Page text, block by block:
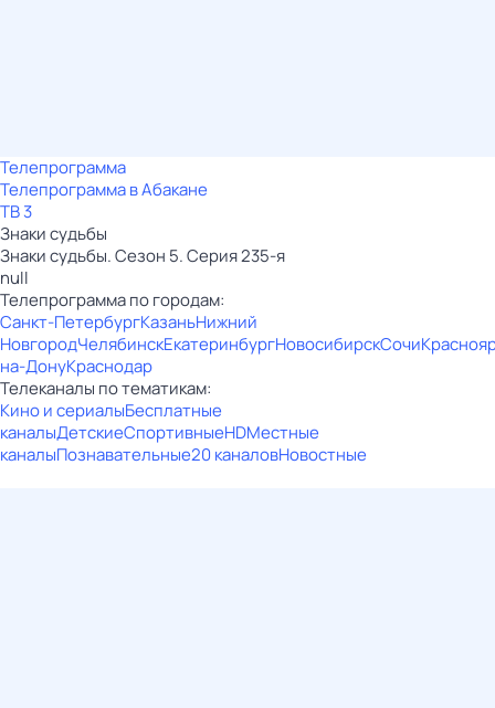
Телепрограмма
Телепрограмма в Абакане
ТВ 3
Знаки судьбы
Знаки судьбы. Сезон 5. Серия 235-я
null
Телепрограмма по городам:
Санкт-ПетербургКазаньНижний
НовгородЧелябинскЕкатеринбургНовосибирскСочи
на-ДонуКраснодар
Телеканалы по тематикам:
Кино и сериалыБесплатные
каналыДетскиеСпортивныеHDМестные
каналыПознавательные20 каналовНовостные